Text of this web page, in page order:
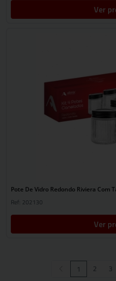
Ver
Pote De Vidro Redondo Riviera Com
Ref: 202130
Ver
1 2 3